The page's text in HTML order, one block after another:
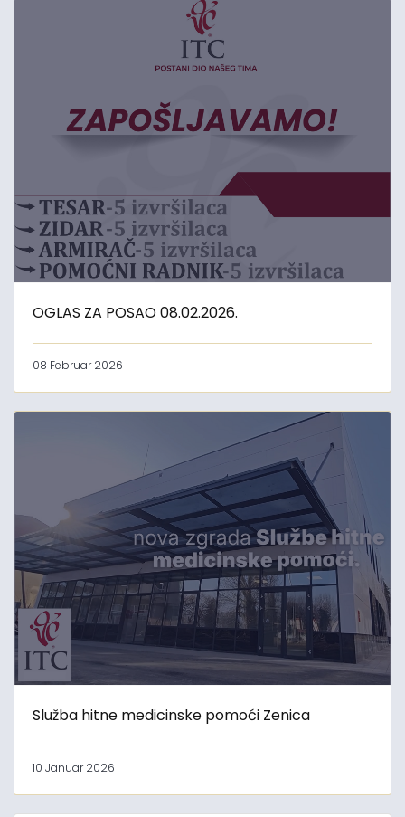
OGLAS ZA POSAO 08.02.2026.
08 Februar 2026
Služba hitne medicinske pomoći Zenica
10 Januar 2026